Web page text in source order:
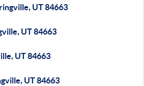
UT 84663
UT 84663
UT 84663
UT 84663